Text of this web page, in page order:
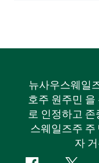
뉴사우스웨일
호주 원주민 을
로 인정하고 존
스웨일즈주 주
자